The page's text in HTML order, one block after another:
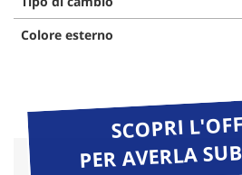
Colore esterno
SCOPRI
PER AVERLA